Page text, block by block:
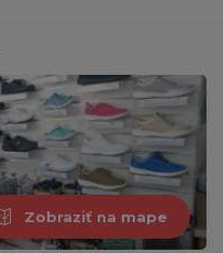
Zobraziť na mape